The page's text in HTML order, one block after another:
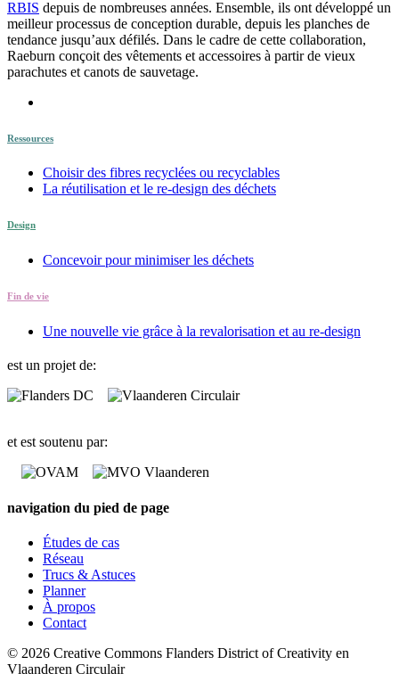
RBIS depuis de nombreuses années. Ensemble, ils ont développé un
meilleur processus de conception durable, depuis les planches de
tendance jusqu’aux défilés. Dans le cadre de cette collaboration,
Raeburn conçoit des vêtements et accessoires à partir de vieux
parachutes et canots de sauvetage.
Ressources
Choisir des fibres recyclées ou recyclables
La réutilisation et le re-design des déchets
Design
Concevoir pour minimiser les déchets
Fin de vie
Une nouvelle vie grâce à la revalorisation et au re-design
est un projet de:
et est soutenu par:
navigation du pied de page
Études de cas
Réseau
Trucs & Astuces
Planner
À propos
Contact
© 2026 Creative Commons Flanders District of Creativity en
Vlaanderen Circulair